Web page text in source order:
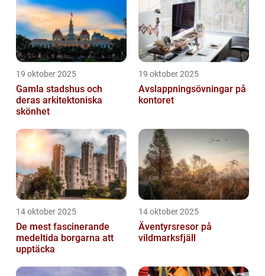
19 oktober 2025
Gamla stadshus och
deras arkitektoniska
skönhet
19 oktober 2025
Avslappningsövningar på
kontoret
14 oktober 2025
De mest fascinerande
medeltida borgarna att
upptäcka
14 oktober 2025
Äventyrsresor på
vildmarksfjäll